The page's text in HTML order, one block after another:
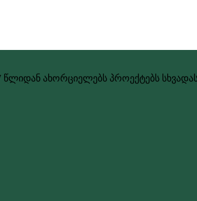
ახორციელებს პროექტებს